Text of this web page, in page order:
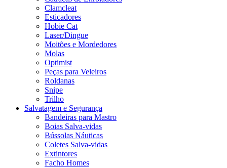
Clamcleat
Esticadores
Hobie Cat
Laser/Dingue
Moitões e Mordedores
Molas
Optimist
Peças para Veleiros
Roldanas
Snipe
Trilho
Salvatagem e Segurança
Bandeiras para Mastro
Boias Salva-vidas
Bússolas Náuticas
Coletes Salva-vidas
Extintores
Facho Homes